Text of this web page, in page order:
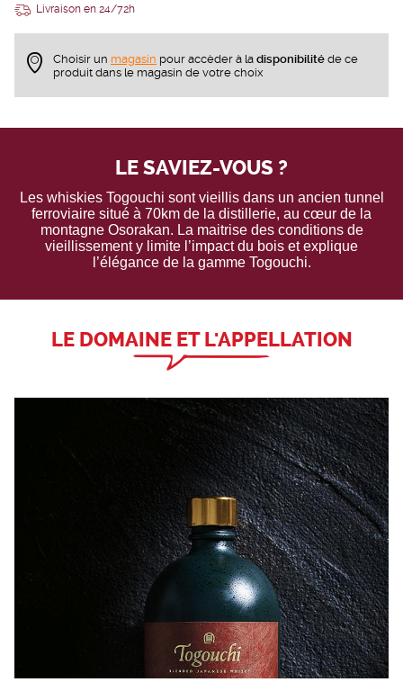
Livraison en 24/72h
Choisir un magasin pour accèder à la disponibilité de ce
produit dans le magasin de votre choix
LE SAVIEZ-VOUS ?
Les whiskies Togouchi sont vieillis dans un ancien tunnel
ferroviaire situé à 70km de la distillerie, au cœur de la
montagne Osorakan. La maitrise des conditions de
vieillissement y limite l’impact du bois et explique
l’élégance de la gamme Togouchi.
LE DOMAINE ET L'APPELLATION